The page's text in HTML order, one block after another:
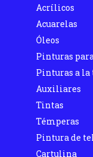
Acrílicos
Acuarelas
Óleos
Pinturas
Pinturas a la
Auxiliares
Tintas
Témperas
Pintura de
Cartulina